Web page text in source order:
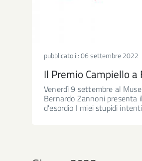
pubblicato il:06 settembre 2022
Il Premio Campiello a
Venerdì 9 settembre al
Bernardo Zannoni presenta
d'esordio I miei stupidi